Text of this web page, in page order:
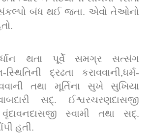
બંધ થઈ જતા. એવો તેઓનો
થતા પૂર્વે સમગ્ર સત્સંગ
દ્રઢતા કરાવવાની,ધર્મ-
તથા મૂર્તિના સુખે સુખિયા
સદ્. ઈશ્વરચરણદાસજી
સ્વામી તથા સદ્.
હતી.